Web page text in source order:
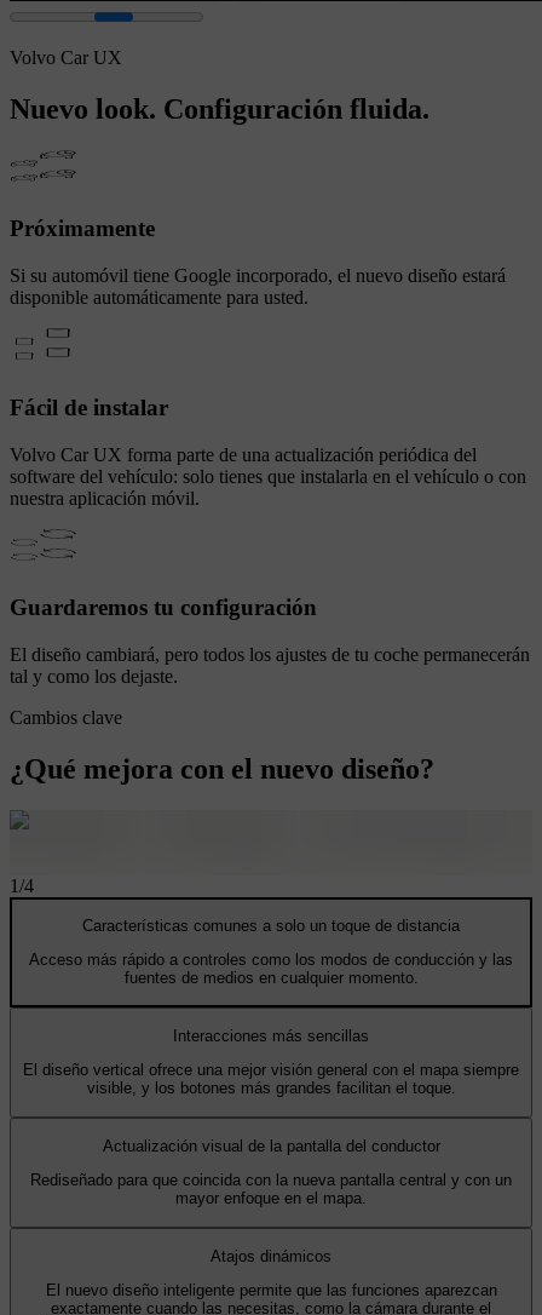
Volvo Car UX
Nuevo look. Configuración fluida.
Próximamente
Si su automóvil tiene Google incorporado, el nuevo diseño estará
disponible automáticamente para usted.
Fácil de instalar
Volvo Car UX forma parte de una actualización periódica del
software del vehículo: solo tienes que instalarla en el vehículo o con
nuestra aplicación móvil.
Guardaremos tu configuración
El diseño cambiará, pero todos los ajustes de tu coche permanecerán
tal y como los dejaste.
Cambios clave
¿Qué mejora con el nuevo diseño?
1/4
Características comunes a solo un toque de distancia
Acceso más rápido a controles como los modos de conducción y las
fuentes de medios en cualquier momento.
Interacciones más sencillas
El diseño vertical ofrece una mejor visión general con el mapa siempre
visible, y los botones más grandes facilitan el toque.
Actualización visual de la pantalla del conductor
Rediseñado para que coincida con la nueva pantalla central y con un
mayor enfoque en el mapa.
Atajos dinámicos
El nuevo diseño inteligente permite que las funciones aparezcan
exactamente cuando las necesitas, como la cámara durante el